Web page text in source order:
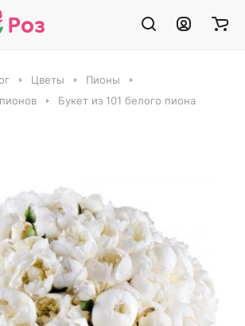
Цветы
Пионы
Букет из 101 белого пиона